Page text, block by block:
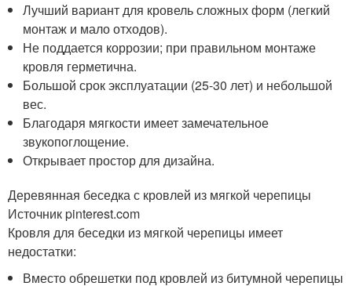
Лучший вариант для кровель сложных форм (легкий
монтаж и мало отходов).
Не поддается коррозии; при правильном монтаже
кровля герметична.
Большой срок эксплуатации (25-30 лет) и небольшой
вес.
Благодаря мягкости имеет замечательное
звукопоглощение.
Открывает простор для дизайна.
Деревянная беседка с кровлей из мягкой черепицы
Источник pinterest.com
Кровля для беседки из мягкой черепицы имеет
недостатки:
Вместо обрешетки под кровлей из битумной черепицы